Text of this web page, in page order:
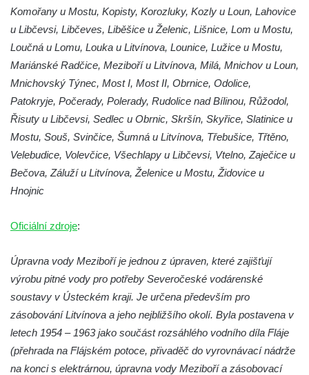
Dům čp. 254 v Krásné Lípě (kavárna u
Frinda)
Wolfrumova vila v Ústí nad Labem
Hotel Vladimir v Ústí nad Labem
Budova Oblastního muzea v Ústí nad
Labem (bývalá Obecná a měšťanská škola)
Torzo střeleckého sloupu ve Chřibské
Budova ZŠ a MŠ Tadeáše Haenkeho
Dům čp. 30 ve Chřibské
Dům čp. 10 ve Chřibské
Budova základní školy v Lužci nad Vltavou
Dům čp. 11 v Hrobčicích
Budova stáčírny Bílina-Kyselka
Rodný dům Josefa Hory v Dobříni
Komořany u Mostu, Kopisty, Korozluky, Kozly u Loun, Lahovice
u Libčevsi, Libčeves, Liběšice u Želenic, Lišnice, Lom u Mostu,
Loučná u Lomu, Louka u Litvínova, Lounice, Lužice u Mostu,
Mariánské Radčice, Meziboří u Litvínova, Milá, Mnichov u Loun,
Mnichovský Týnec, Most I, Most II, Obrnice, Odolice,
Patokryje, Počerady, Polerady, Rudolice nad Bílinou, Růžodol,
Řisuty u Libčevsi, Sedlec u Obrnic, Skršín, Skyřice, Slatinice u
Mostu, Souš, Svinčice, Šumná u Litvínova, Třebušice, Třtěno,
Velebudice, Volevčice, Všechlapy u Libčevsi, Vtelno, Zaječice u
Bečova, Záluží u Litvínova, Želenice u Mostu, Židovice u
Hnojnic
Oficiální zdroje:
Úpravna vody Meziboří je jednou z úpraven, které zajišťují
výrobu pitné vody pro potřeby Severočeské vodárenské
soustavy v Ústeckém kraji. Je určena především pro
zásobování Litvínova a jeho nejbližšího okolí. Byla postavena v
letech 1954 – 1963 jako součást rozsáhlého vodního díla Fláje
(přehrada na Flájském potoce, přivaděč do vyrovnávací nádrže
na konci s elektrárnou, úpravna vody Meziboří a zásobovací